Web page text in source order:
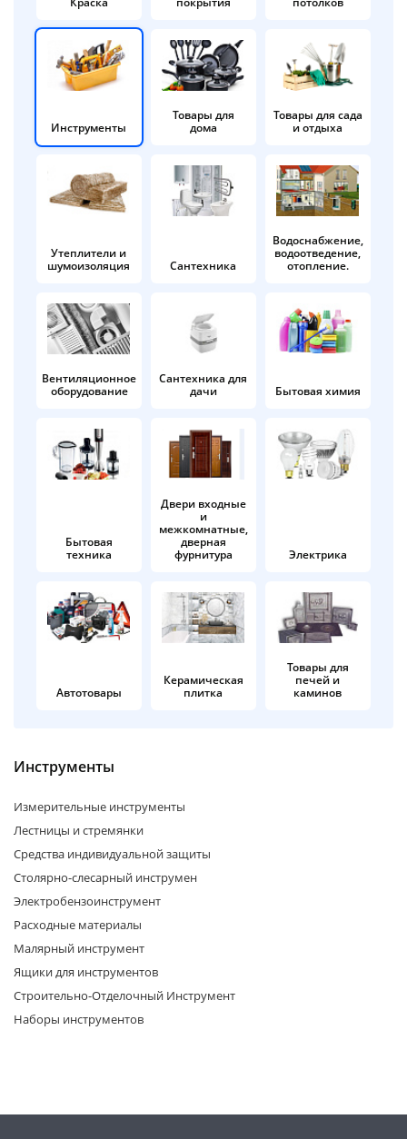
Инструменты
Товары для
дома
Товары для сада
и отдыха
Утеплители и
шумоизоляция
Сантехника
Водоснабжение,
водоотведение,
отопление.
Вентиляционное
оборудование
Сантехника для
дачи
Бытовая химия
Бытовая
техника
Двери входные
и
межкомнатные,
дверная
фурнитура
Электрика
Автотовары
Керамическая
плитка
Товары для
печей и
каминов
Инструменты
Измерительные инструменты
Лестницы и стремянки
Средства индивидуальной защиты
Столярно-слесарный инструмен
Электробензоинструмент
Расходные материалы
Малярный инструмент
Ящики для инструментов
Строительно-Отделочный Инструмент
Наборы инструментов
Добавляйте товары
в корзину
Оплачивайте сегодня только
25% картой любого банка
Получайте товар
выбранный способом
Оставшиеся
% будут
по25%каждые 2 недели
Подробнее
об оплате Плайтом
раз в 2
недели
Остались вопросы?
8 800 302-02-51
plait.ru